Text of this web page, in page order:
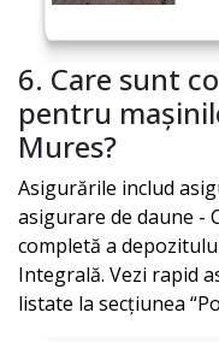
6. Care sunt
pentru
Mures?
Asigurările includ
asigurare de daune -
completă a
Integrală. Vezi rapid
listate la secțiunea